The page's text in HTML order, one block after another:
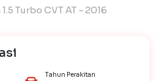
Turbo CVT AT - 2016
Tahun Perakitan